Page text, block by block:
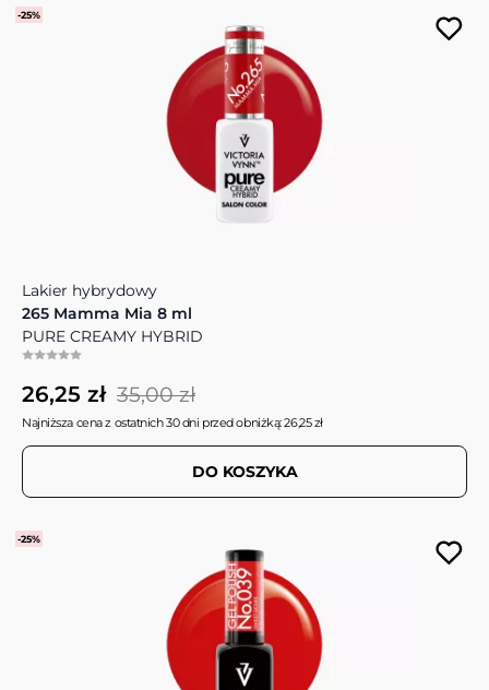
-25%
Lakier hybrydowy
265 Mamma Mia 8 ml
PURE CREAMY HYBRID
26,25 zł 35,00 zł
Najniższa cena z ostatnich 30 dni przed obniżką: 26,25 zł
DO KOSZYKA
-25%